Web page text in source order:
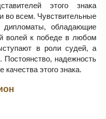
этого знака
во всем. Чувствительные
дипломаты, обладающие
волей к победе в любом
в роли судей, а
Постоянство, надежность
этого знака.